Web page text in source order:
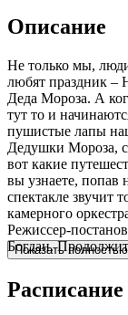
Описание
Не только мы,
любят праздник –
Деда Мороза. А
тут то и
пушистые лапы
Дедушки Мороза,
вот какие
вы узнаете, попав
спектакле звучит
камерного
Режиссер-
Богдан.
Показать полностью
Расписание